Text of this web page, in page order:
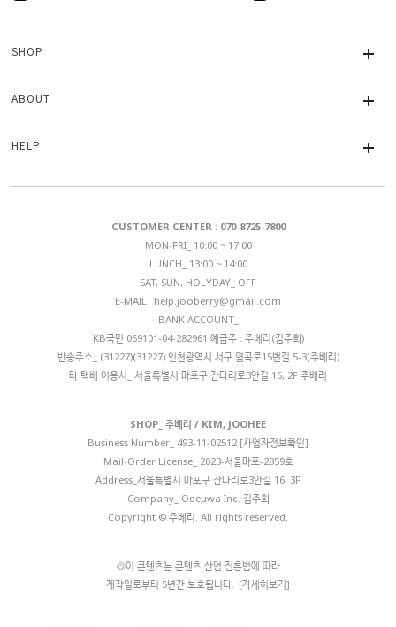
SHOP
ABOUT
HELP
CUSTOMER CENTER : 070-8725-7800
MON-FRI_ 10:00 ~ 17:00
LUNCH_ 13:00 ~ 14:00
SAT, SUN, HOLYDAY_ OFF
E-MAIL_ help.jooberry@gmail.com
BANK ACCOUNT_
KB국민 069101-04-282961 예금주 : 주베리(김주희)
반송주소_ (31227)(31227) 인천광역시 서구 염곡로15번길 5-3(주베리)
타 택배 이용시_ 서울특별시 마포구 잔다리로3안길 16, 2F 주베리
SHOP_ 주베리 / KIM, JOOHEE
Business Number_ 493-11-02512 [사업자정보확인]
Mail-Order License_ 2023-서울마포-2859호
Address_서울특별시 마포구 잔다리로3안길 16, 3F
Company_ Odeuwa Inc. 김주희
Copyright © 주베리. All rights reserved.
◎이 콘텐츠는 콘텐츠 산업 진흥법에 따라
제작일로부터 5년간 보호됩니다. [자세히보기]